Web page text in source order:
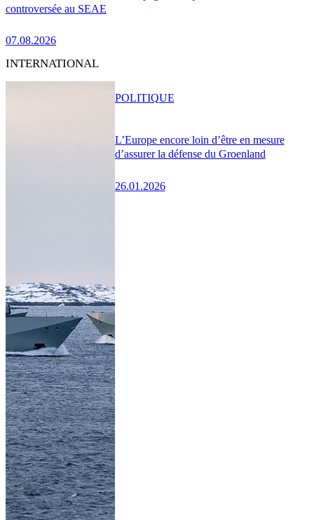
controversée au SEAE
07.08.2026
INTERNATIONAL
L’Europe encore loin d’être en mesure
d’assurer la défense du Groenland
26.01.2026
POLITIQUE